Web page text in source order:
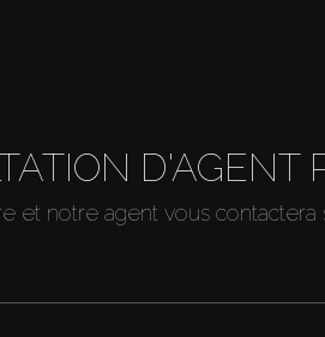
D'AGENT
et notre agent vous contactera